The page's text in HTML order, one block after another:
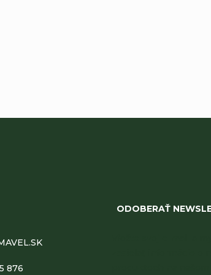
876
ODOBERAŤ